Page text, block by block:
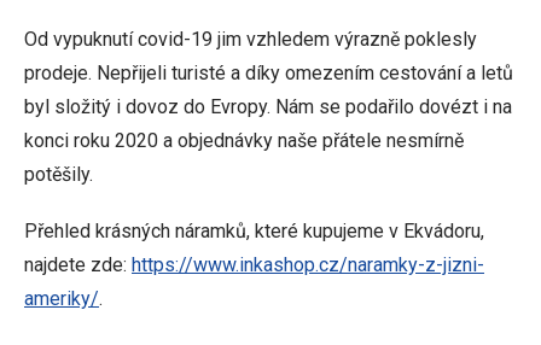
Od vypuknutí covid-19 jim vzhledem výrazně poklesly
prodeje. Nepřijeli turisté a díky omezením cestování a letů
byl složitý i dovoz do Evropy. Nám se podařilo dovézt i na
konci roku 2020 a objednávky naše přátele nesmírně
potěšily.
Přehled krásných náramků, které kupujeme v Ekvádoru,
najdete zde: https://www.inkashop.cz/naramky-z-jizni-
ameriky/.